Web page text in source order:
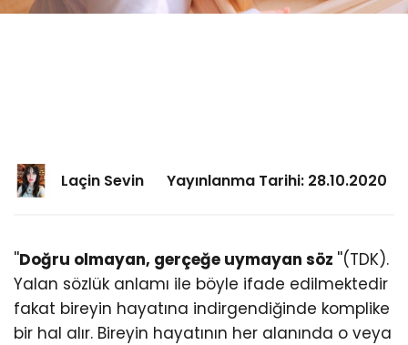
Laçin Sevin Yayınlanma Tarihi: 28.10.2020
''Doğru olmayan, gerçeğe uymayan söz ''(TDK).
Yalan sözlük anlamı ile böyle ifade edilmektedir
fakat bireyin hayatına indirgendiğinde komplike
bir hal alır. Bireyin hayatının her alanında o veya